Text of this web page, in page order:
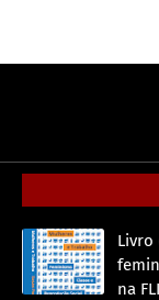
Livro
na